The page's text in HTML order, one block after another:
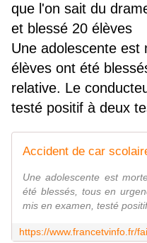
que l'on sait du
et blessé 20 élèves
Une adolescente
élèves ont été
relative. Le
testé positif à deux
Une adolescente est
été blessés, tous en
mis en examen, testé